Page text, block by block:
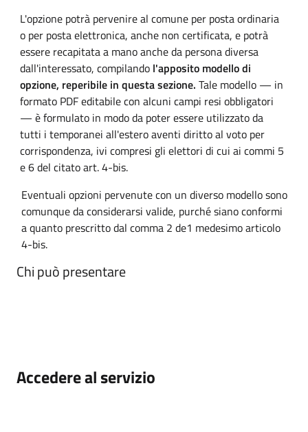
L'opzione potrà pervenireal comune per postaordinaria
o per postaelettronica, anche non certificata, e potrà
essere recapitata a manoancheda persona diversa
dall'interessato, compilando l'apposito modellodi
opzione, reperibile in questa sezione. Tale modello — in
formato PDF editabile con alcuni campi resi obbligatori
— è formulato in modo da poter essere utilizzato da
tutti i temporanei all'estero aventi diritto al voto per
corrispondenza, ivi compresi gli elettori di cui ai commi 5
e6del citatoart.4-bis.
Eventuali opzioni pervenute con un diverso modello sono
comunque da considerarsi valide, purchésianoconformi
aquanto prescrittodal comma 2 de1 medesimo articolo
4-bis.
Chi può presentare
Accedere al servizio